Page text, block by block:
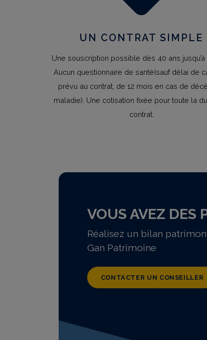
UN CONTRAT SIMPLE
Une souscription possible dès 40 ans jusqu’à
Aucun questionnaire de santé(sauf délai de
prévu au contrat, de 12 mois en cas de
maladie). Une cotisation fixée pour toute la
contrat.
VOUS AVEZ DES
Réalisez un bilan
Gan Patrimoine
CONTACTER UN CONSEILLER